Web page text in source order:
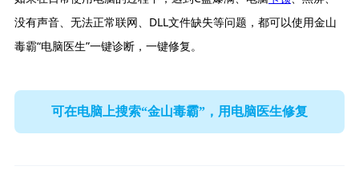
没有声音、无法正常联网、DLL文件缺失等问题，都可以使用金山
毒霸“电脑医生”一键诊断，一键修复。
可在电脑上搜索“金山毒霸”，用电脑医生修复